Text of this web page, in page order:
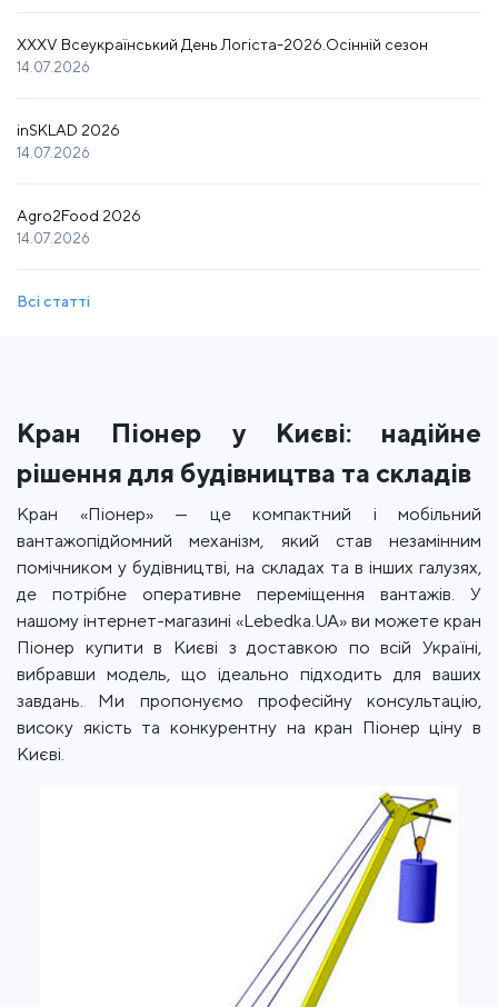
XXXV Всеукраїнський День Логіста-2026.Осінній сезон
14.07.2026
inSKLAD 2026
14.07.2026
Agro2Food 2026
14.07.2026
Всі статті
Кран Піонер у Києві: надійне
рішення для будівництва та складів
Кран «Піонер» — це компактний і мобільний
вантажопідйомний механізм, який став незамінним
помічником у будівництві, на складах та в інших галузях,
де потрібне оперативне переміщення вантажів. У
нашому інтернет-магазині «Lebedka.UA» ви можете кран
Піонер купити в Києві з доставкою по всій Україні,
вибравши модель, що ідеально підходить для ваших
завдань. Ми пропонуємо професійну консультацію,
високу якість та конкурентну на кран Піонер ціну в
Києві.